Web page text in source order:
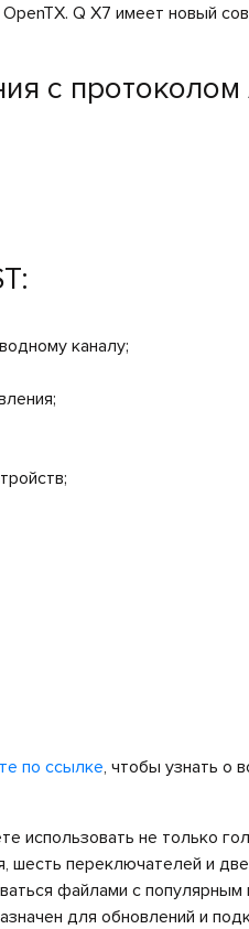
Q X7 имеет новый
с протоколом
каналу;
по ссылке, чтобы узнать о
использовать не только
шесть переключателей и
файлами с популярным
для обновлений и